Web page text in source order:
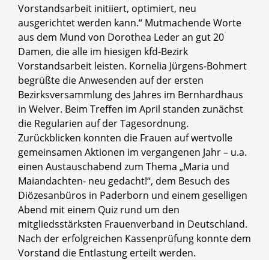
Vorstandsarbeit initiiert, optimiert, neu
ausgerichtet werden kann.“ Mutmachende Worte
aus dem Mund von Dorothea Leder an gut 20
Damen, die alle im hiesigen kfd-Bezirk
Vorstandsarbeit leisten. Kornelia Jürgens-Bohmert
begrüßte die Anwesenden auf der ersten
Bezirksversammlung des Jahres im Bernhardhaus
in Welver. Beim Treffen im April standen zunächst
die Regularien auf der Tagesordnung.
Zurückblicken konnten die Frauen auf wertvolle
gemeinsamen Aktionen im vergangenen Jahr – u.a.
einen Austauschabend zum Thema „Maria und
Maiandachten- neu gedacht!“, dem Besuch des
Diözesanbüros in Paderborn und einem geselligen
Abend mit einem Quiz rund um den
mitgliedsstärksten Frauenverband in Deutschland.
Nach der erfolgreichen Kassenprüfung konnte dem
Vorstand die Entlastung erteilt werden.